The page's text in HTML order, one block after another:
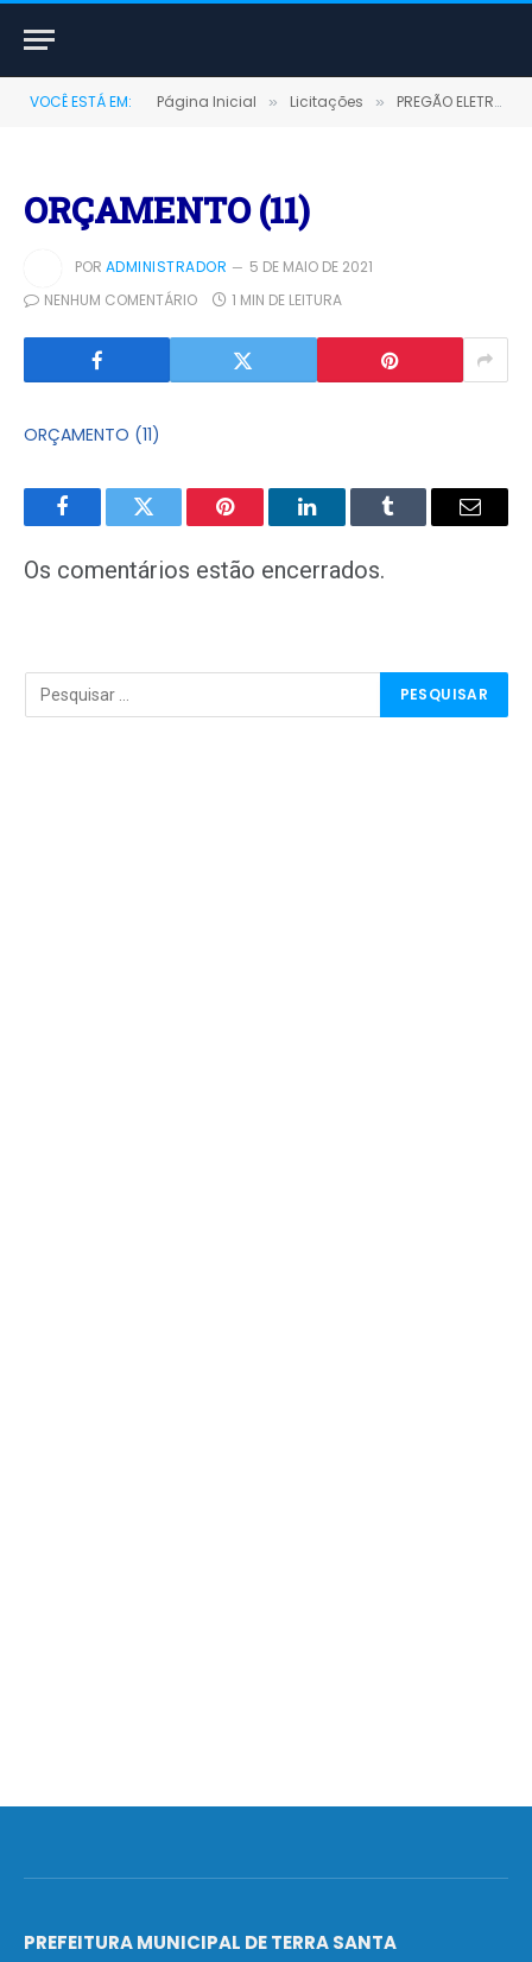
VOCÊ ESTÁ EM: Página Inicial » Licitações » PREGÃO ELETRÔNICO Nº 007/2020-SRP (AQUISIÇÃO DE GÊNEROS ALIMENTÍCIOS E MATERIAL DE LIMPEZA)
ORÇAMENTO (11)
POR ADMINISTRADOR
5 DE MAIO DE 2021
NENHUM COMENTÁRIO
1 MIN DE LEITURA
ORÇAMENTO (11)
FacebookTwitter Pinterest LinkedInTumblr
E-
Os comentários estão encerrados.
PREFEITURA MUNICIPAL DE TERRA SANTA